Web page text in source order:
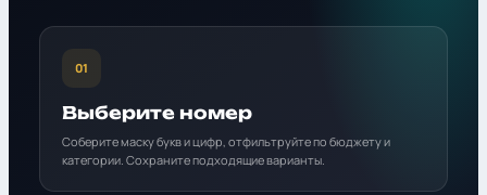
01
Выберите номер
Соберите маску букв и цифр, отфильтруйте по бюджету и
категории. Сохраните подходящие варианты.